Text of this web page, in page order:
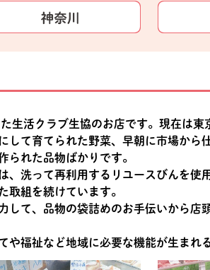
生活クラブ生協のお店です。現在は東
して育てられた野菜、早朝に市場か
られた品物ばかりです。
、洗って再利用するリユースびんを
取組を続けています。
して、品物の袋詰めのお手伝いから
や福祉など地域に必要な機能が生まれ